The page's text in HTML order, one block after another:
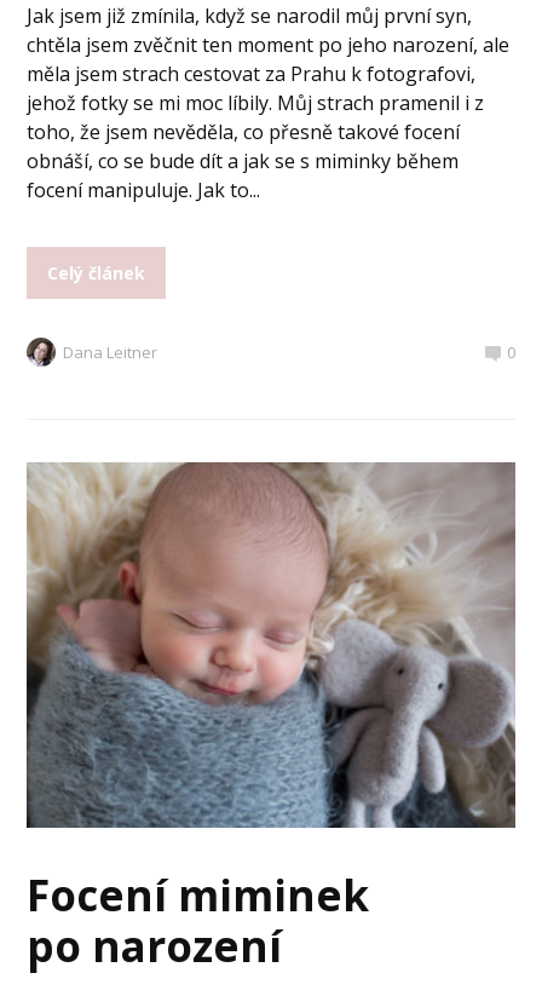
Jak jsem již zmínila, když se narodil můj první syn,
chtěla jsem zvěčnit ten moment po jeho narození, ale
měla jsem strach cestovat za Prahu k fotografovi,
jehož fotky se mi moc líbily. Můj strach pramenil i z
toho, že jsem nevěděla, co přesně takové focení
obnáší, co se bude dít a jak se s miminky během
focení manipuluje. Jak to...
Celý článek
Dana Leitner 0
Focení miminek
po narození